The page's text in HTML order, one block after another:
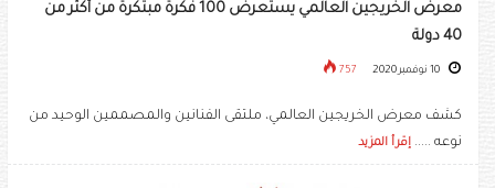
معرض الخريجين العالمي يستعرض 100 فكرة مبتكرة من أكثر من
40 دولة
757
كشف معرض الخريجين العالمي، ملتقى الفنانين والمصممين الوحيد من
نوعه ..... إقرأ المزيد